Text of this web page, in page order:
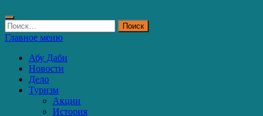
Найти:
Главное меню
Абу Даби
Новости
Дело
Туризм
Акции
История